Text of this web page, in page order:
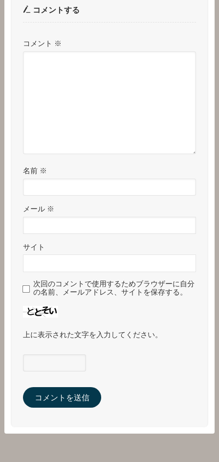
コメントする
コメント ※
名前 ※
メール ※
サイト
次回のコメントで使用するためブラウザーに自分
の名前、メールアドレス、サイトを保存する。
上に表示された文字を入力してください。